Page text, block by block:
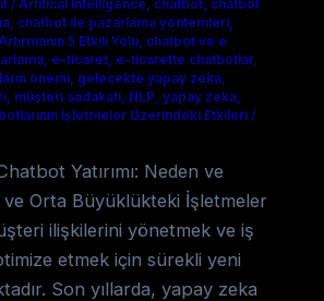
/ Artifical Intelligence, chatbot, chatbot
, chatbot ile pazarlama yöntemleri,
5 Etkili Yolu, chatbot ve e
, e-ticaret, e-ticarette chatbotlar,
önemi, gelecekte yapay zeka,
, müşteri sadakati, NLP, yapay zeka,
İşletmeler Üzerindeki Etkileri/
Yatırımı: Neden ve
ve Orta Büyüklükteki İşletmeler
ilişkilerini yönetmek ve iş
etmek için sürekli yeni
Son yıllarda, yapay zeka